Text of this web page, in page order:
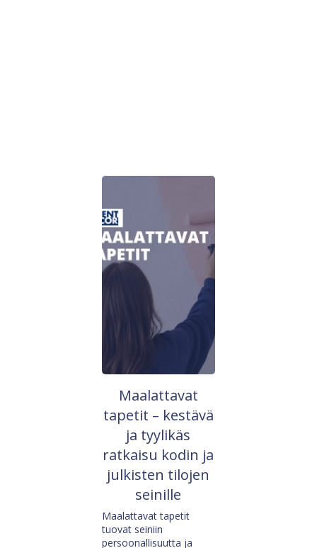
Maalattavat
tapetit – kestävä
ja tyylikäs
ratkaisu kodin ja
julkisten tilojen
seinille
Maalattavat tapetit
tuovat seiniin
persoonallisuutta ja